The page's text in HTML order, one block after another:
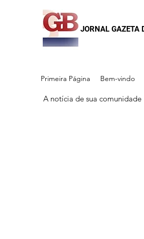
JORNAL GAZETA
Primeira Página Bem-vindo
A notícia de sua comunidade